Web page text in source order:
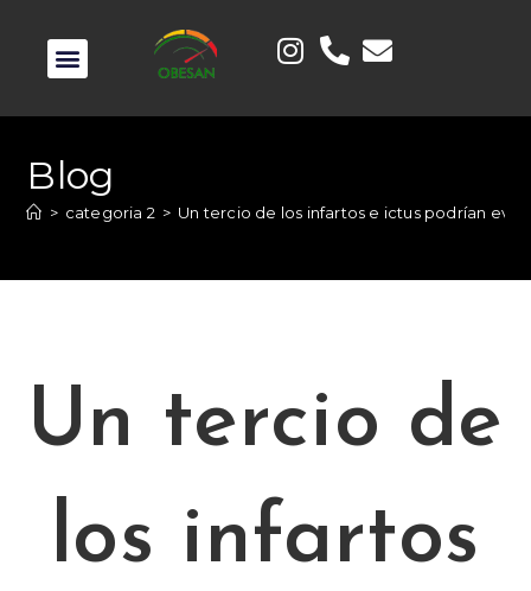
Blog
> categoria 2 > Un tercio de los infartos e ictus podrían
Un tercio de
los infartos